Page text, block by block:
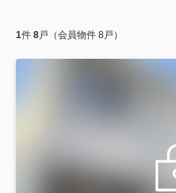
1件 8戸（会員物件 8戸）